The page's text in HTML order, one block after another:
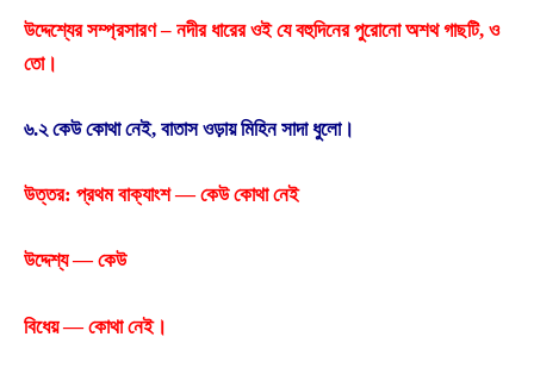
উদ্দেশ্যের সম্প্রসারণ – নদীর ধারের ওই যে বহুদিনের পুরােনাে অশথ গাছটি, ও
তাে।
৬.২ কেউ কোথা নেই, বাতাস ওড়ায় মিহিন সাদা ধুলাে।
উত্তর: প্রথম বাক্যাংশ — কেউ কোথা নেই
উদ্দেশ্য — কেউ
বিধেয় — কোথা নেই।